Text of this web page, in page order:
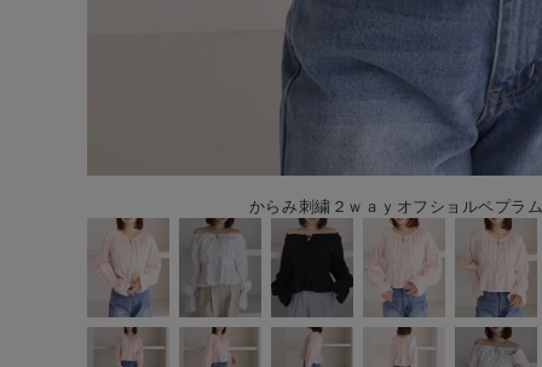
からみ刺繍２ｗａｙオフショルペプラ